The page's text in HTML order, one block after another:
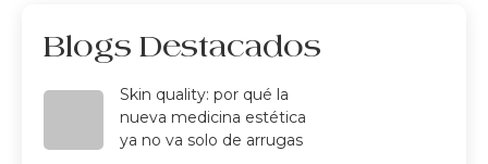
Blogs Destacados
Skin quality: por qué la
nueva medicina estética
ya no va solo de arrugas